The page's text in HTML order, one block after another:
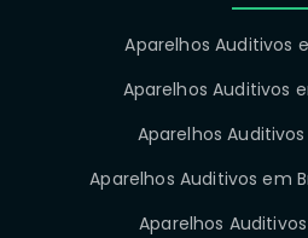
Aparelhos Auditivos
Aparelhos Auditivos
Aparelhos
Aparelhos Auditivos em
Aparelhos